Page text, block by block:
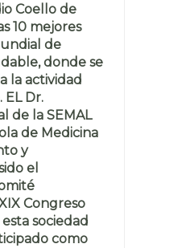
Coello de
10 mejores
de
donde se
la actividad
EL Dr.
de la SEMAL
de Medicina
y
el
Congreso
sociedad
como